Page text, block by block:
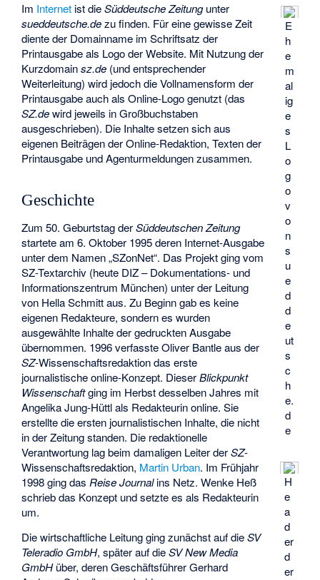
E
h
e
m
al
ig
e
s
L
o
g
o
v
o
n
s
u
e
d
d
e
ut
s
c
h
e.
d
e
Im Internet ist dieSüddeutsche Zeitungunter
sueddeutsche.dezu finden. Für eine gewisse Zeit
diente der Domainname im Schriftsatz der
Printausgabe als Logo der Website. Mit Nutzung der
Kurzdomainsz.de (und entsprechender
Weiterleitung) wird jedoch die Vollnamensform der
Printausgabe auch als Online-Logo genutzt (das
SZ.dewird jeweils in Großbuchstaben
ausgeschrieben). Die Inhalte setzen sich aus
eigenen Beiträgen der Online-Redaktion, Texten der
Printausgabe und Agenturmeldungen zusammen.
H
e
a
d
er
d
er
Geschichte
Zum 50. Geburtstag derSüddeutschen Zeitung
startete am 6. Oktober 1995 deren Internet-Ausgabe
unter dem Namen „SZonNet“. Das Projekt ging vom
SZ-Textarchiv (heute DIZ – Dokumentations- und
Informationszentrum München) unter der Leitung
von Hella Schmitt aus. Zu Beginn gab es keine
eigenen Redakteure, sondern es wurden
ausgewählte Inhalte der gedruckten Ausgabe
übernommen. 1996 verfasste Oliver Bantle aus der
SZ-Wissenschaftsredaktion das erste
journalistische online-Konzept. DieserBlickpunkt
Wissenschaftging im Herbst desselben Jahres mit
Angelika Jung-Hüttl als Redakteurin online. Sie
erstellte die ersten journalistischen Inhalte, die nicht
in der Zeitung standen. Die redaktionelle
Verantwortung lag beim damaligen Leiter derSZ-
Wissenschaftsredaktion, Martin Urban. Im Frühjahr
1998 ging dasReise Journalins Netz. Wenke Heß
schrieb das Konzept und setzte es als Redakteurin
um.
Die wirtschaftliche Leitung ging zunächst auf dieSV
Teleradio GmbH, später auf dieSV New Media
GmbHüber, deren GeschäftsführerGerhard